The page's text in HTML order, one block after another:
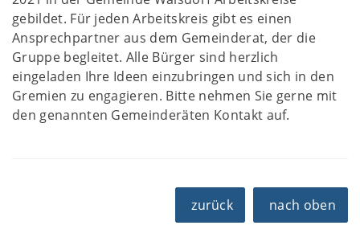
gebildet. Für jeden Arbeitskreis gibt es einen
Ansprechpartner aus dem Gemeinderat, der die
Gruppe begleitet. Alle Bürger sind herzlich
eingeladen Ihre Ideen einzubringen und sich in den
Gremien zu engagieren. Bitte nehmen Sie gerne mit
den genannten Gemeinderäten Kontakt auf.
zurück nach oben